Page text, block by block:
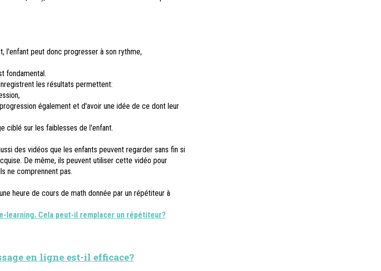
l'enfant peut donc progresser à son rythme,
fondamental.
les résultats permettent:
également et d'avoir une idée de ce dont leur
ciblé sur les faiblesses de l'enfant.
des vidéos que les enfants peuvent regarder sans fin si
De même, ils peuvent utiliser cette vidéo pour
ne comprennent pas.
heure de cours de math donnée par un répétiteur à
learning. Cela peut-il remplacer un répétiteur?
en ligne est-il efficace?